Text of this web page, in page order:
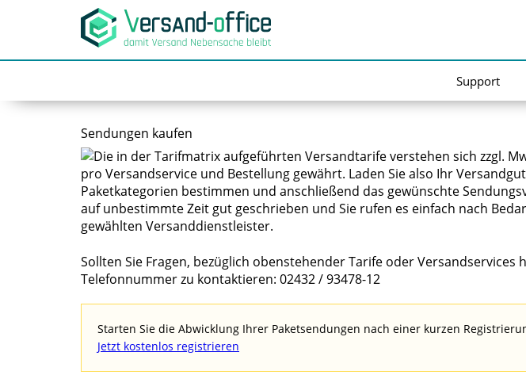
Support
Sendungen kaufen
Sollten Sie Fragen, bezüglich obenstehender Tarife oder
Telefonnummer zu kontaktieren: 02432 / 93478-12
Starten Sie die Abwicklung Ihrer Paketsendungen nach einer kurzen
Jetzt kostenlos registrieren